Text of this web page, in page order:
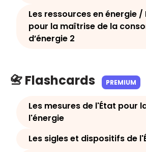
Les ressources en énergie /
pour la maîtrise de la
d’énergie 2
📇 Flashcards PREMIUM
Les mesures de l'État pour
l'énergie
Les sigles et dispositifs de